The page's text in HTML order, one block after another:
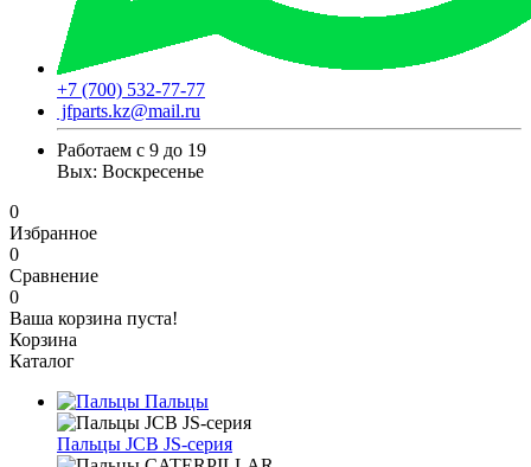
+7 (700) 532-77-77
jfparts.kz@mail.ru
Работаем с 9 до 19
Вых: Воскресенье
0
Избранное
0
Сравнение
0
Ваша корзина пуста!
Корзина
Каталог
Пальцы
Пальцы JCB JS-серия